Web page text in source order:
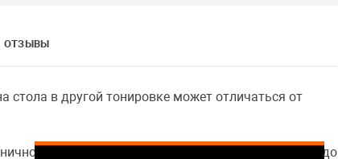
ОТЗЫВЫ
стола в другой тонировке может отличаться от
вписывается в любые интерьеры, от классики до